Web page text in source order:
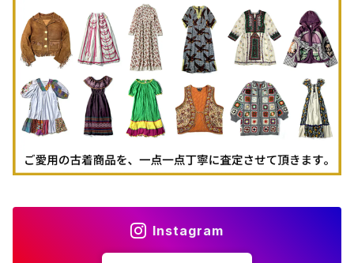
古着パーカー
古着タンクトップ
Instagram